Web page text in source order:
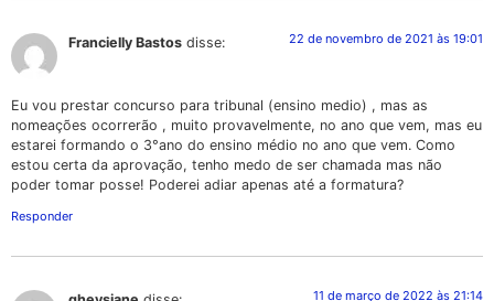
Francielly Bastos disse: 22 de novembro de 2021 às 19:01
Eu vou prestar concurso para tribunal (ensino medio) , mas as
nomeações ocorrerão , muito provavelmente, no ano que vem, mas eu
estarei formando o 3°ano do ensino médio no ano que vem. Como
estou certa da aprovação, tenho medo de ser chamada mas não
poder tomar posse! Poderei adiar apenas até a formatura?
Responder
11 de março de 2022 às 21:14